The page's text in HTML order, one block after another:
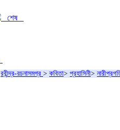
শেষ
রবীন্দ্র-রচনাসমগ্র > কবিতা> প্রহাসিনী>